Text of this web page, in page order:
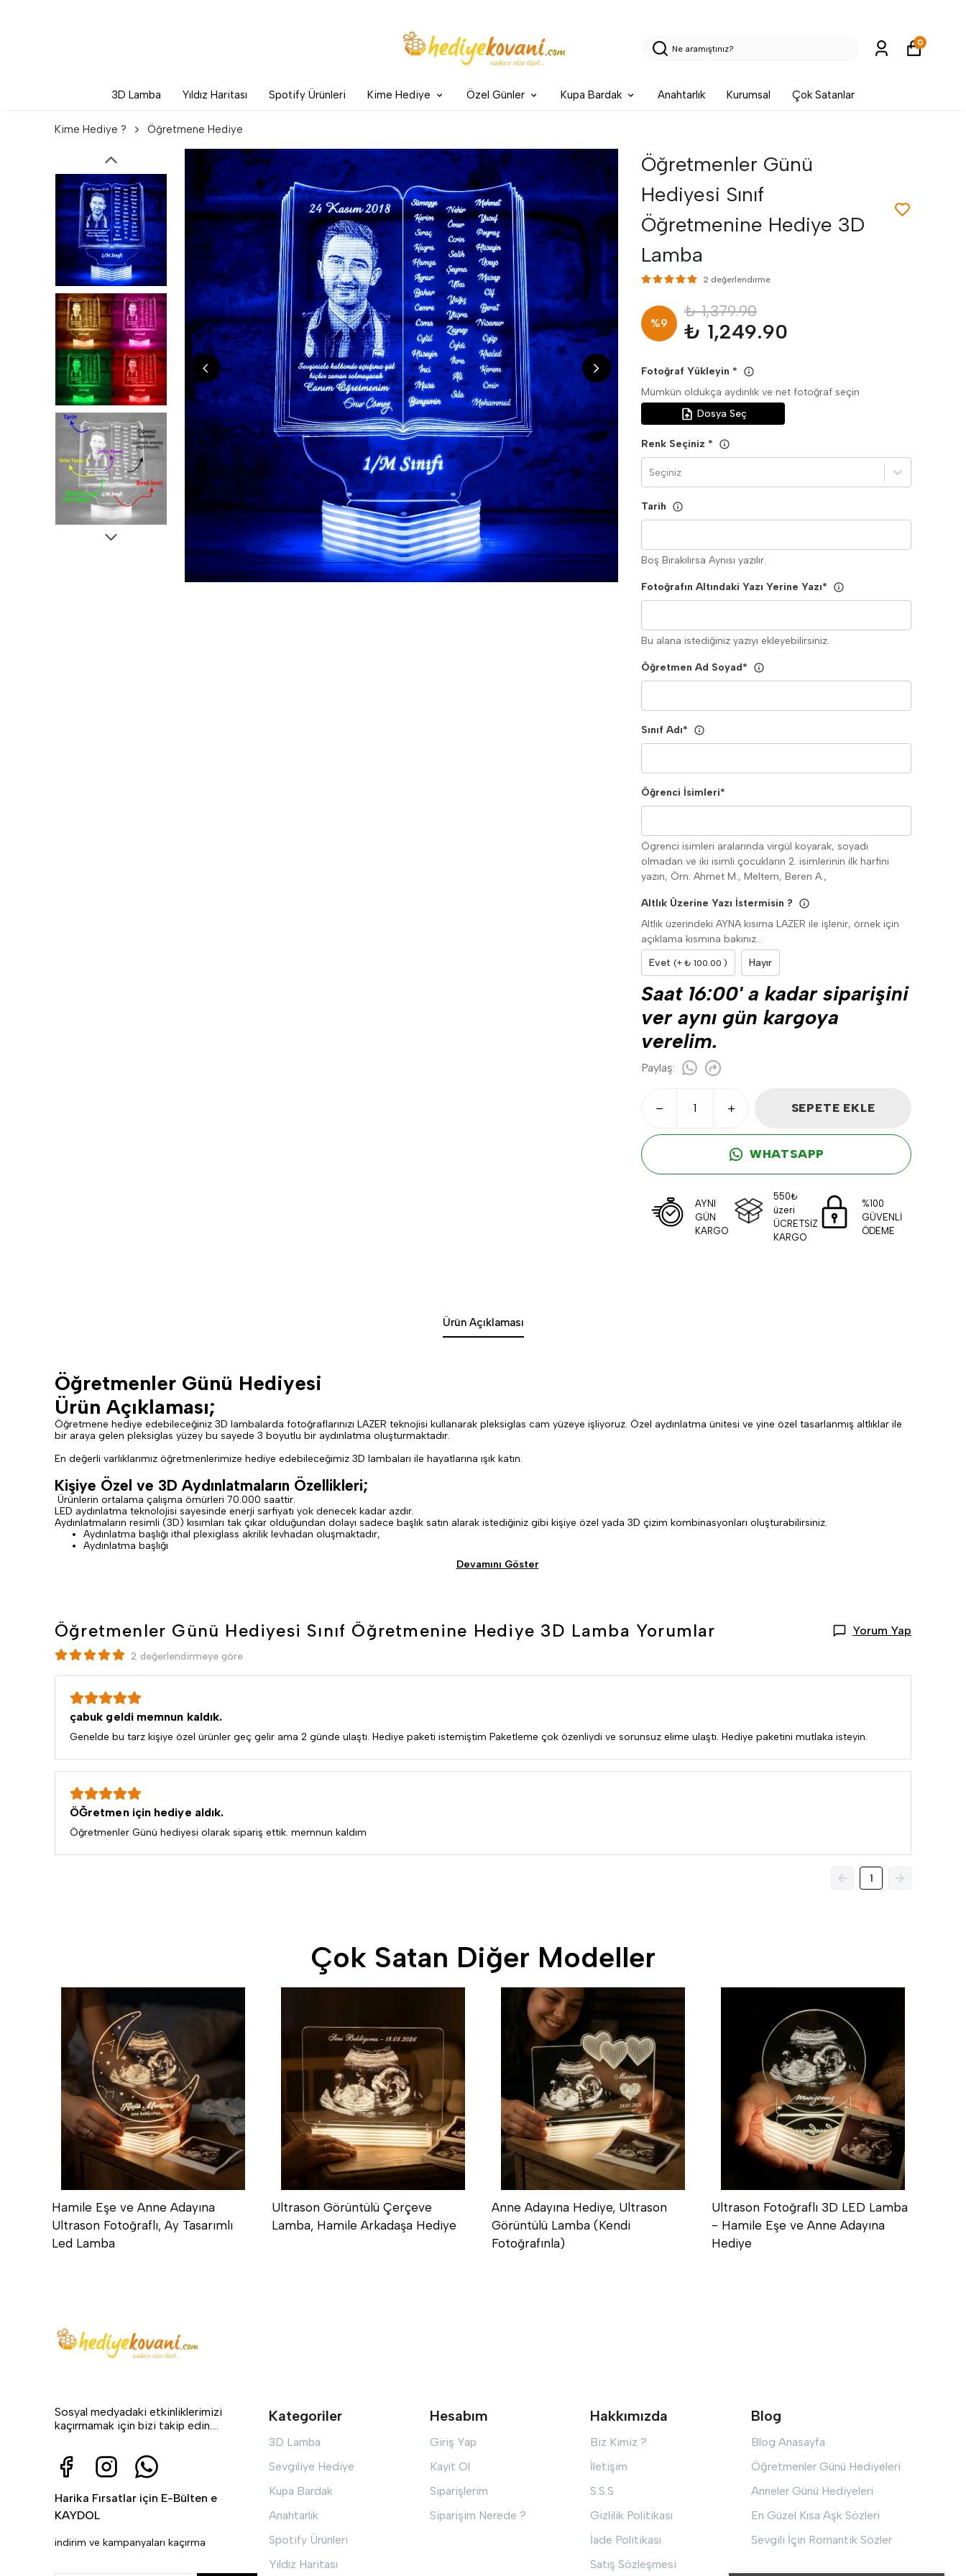
3D Lamba Yıldız Haritası Spotify Ürünleri Kime Hediye Özel Günler Kupa Bardak Anahtarlık Kurumsal Çok Satanlar
0
Kime Hediye ? Öğretmene Hediye
Öğretmenler Günü
Hediyesi Sınıf
Öğretmenine Hediye 3D
Lamba
2 değerlendirme
%9
₺ 1,379.90
₺ 1,249.90
Fotoğraf Yükleyin *
Mümkün oldukça aydınlık ve net fotoğraf seçin
Dosya Seç
Renk Seçiniz *
Seçiniz
Tarih
Boş Bırakılırsa Aynısı yazılır.
Fotoğrafın Altındaki Yazı Yerine Yazı*
Bu alana istediğiniz yazıyı ekleyebilirsiniz.
Öğretmen Ad Soyad*
Sınıf Adı*
Öğrenci İsimleri*
Ögrenci isimleri aralarında virgül koyarak, soyadı
olmadan ve iki isimli çocukların 2. isimlerinin ilk harfini
yazın, Örn: Ahmet M., Meltem, Beren A.,
Altlık Üzerine Yazı İstermisin ?
Altlık üzerindeki AYNA kısıma LAZER ile işlenir, örnek için
açıklama kısmına bakınız...
Evet (+ ₺ 100.00 ) Hayır
Saat 16:00' a kadar siparişini
ver aynı gün kargoya
verelim.
Paylaş:
SEPETE EKLE
WHATSAPP
AYNI
GÜN
KARGO
550₺
üzeri
ÜCRETSİZ
KARGO
%100
GÜVENLİ
ÖDEME
Ürün Açıklaması
Öğretmenler Günü Hediyesi
Ürün Açıklaması;
Öğretmene hediye edebileceğiniz 3D lambalarda fotoğraflarınızı LAZER teknojisi kullanarak pleksiglas cam yüzeye işliyoruz. Özel aydınlatma ünitesi ve yine özel tasarlanmış altlıklar ile
bir araya gelen pleksiglas yüzey bu sayede 3 boyutlu bir aydınlatma oluşturmaktadır.
En değerli varlıklarımız öğretmenlerimize hediye edebileceğimiz 3D lambaları ile hayatlarına ışık katın.
Kişiye Özel ve 3D Aydınlatmaların Özellikleri;
Ürünlerin ortalama çalışma ömürleri 70.000 saattir.
LED aydınlatma teknolojisi sayesinde enerji sarfiyatı yok denecek kadar azdır.
Aydınlatmaların resimli (3D) kısımları tak çıkar olduğundan dolayı sadece başlık satın alarak istediğiniz gibi kişiye özel yada 3D çizim kombinasyonları oluşturabilirsiniz.
Aydınlatma başlığı ithal plexiglass akrilik levhadan oluşmaktadır,
Aydınlatma başlığı
Devamını Göster
Öğretmenler Günü Hediyesi Sınıf Öğretmenine Hediye 3D Lamba Yorumlar Yorum Yap
2 değerlendirmeye göre
çabuk geldi memnun kaldık.
Genelde bu tarz kişiye özel ürünler geç gelir ama 2 günde ulaştı. Hediye paketi istemiştim Paketleme çok özenliydi ve sorunsuz elime ulaştı. Hediye paketini mutlaka isteyin.
ÖĞretmen için hediye aldık.
Öğretmenler Günü hediyesi olarak sipariş ettik. memnun kaldım
1
Çok Satan Diğer Modeller
Hamile Eşe ve Anne Adayına
Ultrason Fotoğraflı, Ay Tasarımlı
Led Lamba
Ultrason Görüntülü Çerçeve
Lamba, Hamile Arkadaşa Hediye
Anne Adayına Hediye, Ultrason
Görüntülü Lamba (Kendi
Fotoğrafınla)
Ultrason Fotoğraflı 3D LED Lamba
- Hamile Eşe ve Anne Adayına
Hediye
Kategoriler
3D Lamba
Sevgiliye Hediye
Kupa Bardak
Anahtarlık
Spotify Ürünleri
Yıldız Haritası
Hesabım
Giriş Yap
Kayıt Ol
Siparişlerim
Siparişim Nerede ?
Hakkımızda
Biz Kimiz ?
İletişim
S.S.S
Gizlilik Politikası
İade Politikası
Satış Sözleşmesi
Blog
Blog Anasayfa
Öğretmenler Günü Hediyeleri
Anneler Günü Hediyeleri
En Güzel Kısa Aşk Sözleri
Sevgili İçin Romantik Sözler
Sosyal medyadaki etkinliklerimizi
kaçırmamak için bizi takip edin....
Harika Fırsatlar için E-Bülten e
KAYDOL
indirim ve kampanyaları kaçırma